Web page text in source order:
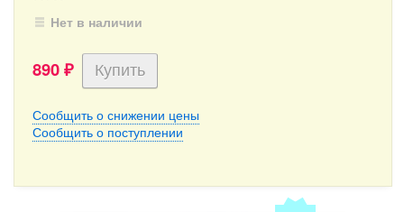
Нет в наличии
890 ₽
Сообщить о снижении цены
Сообщить о поступлении